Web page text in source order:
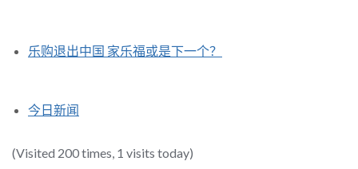
乐购退出中国 家乐福或是下一个？
今日新闻
(Visited 200 times, 1 visits today)